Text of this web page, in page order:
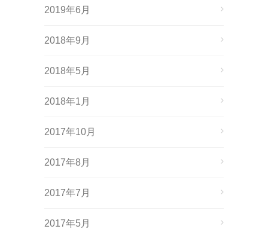
2019年6月
2018年9月
2018年5月
2018年1月
2017年10月
2017年8月
2017年7月
2017年5月